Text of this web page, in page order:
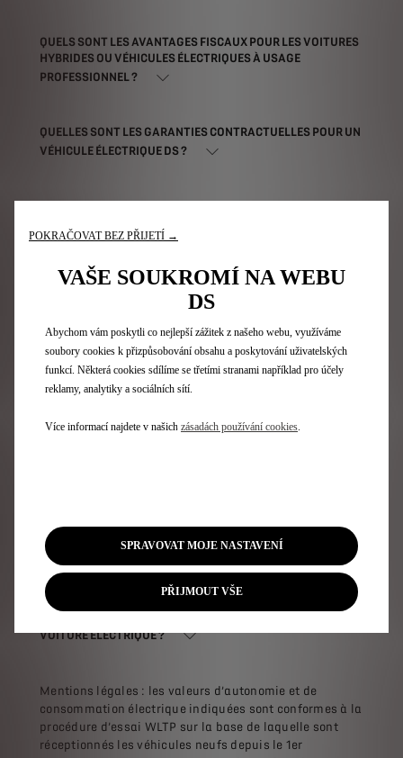
QUELS SONT LES AVANTAGES FISCAUX POUR LES VOITURES
HYBRIDES OU VÉHICULES ÉLECTRIQUES À USAGE
PROFESSIONNEL ?
QUELLES SONT LES GARANTIES CONTRACTUELLES POUR UN
VÉHICULE ÉLECTRIQUE DS ?
QUELS SONT LES DIFFÉRENTS CÂBLES DE RECHARGE ?
ÉLECTRIQUE DS ?
QUELLE EST L'AUTONOMIE D'UNE VOITURE ÉLECTRIQUE DS ?
QUELLES DIFFÉRENCES ENTRE UNE DS WALL BOX ET UNE
PRISE DOMESTIQUE RENFORCÉE ?
VOITURE ÉLECTRIQUE ?
Mentions légales : les valeurs d’autonomie et de
consommation électrique indiquées sont conformes à la
procédure d’essai WLTP sur la base de laquelle sont
réceptionnés les véhicules neufs depuis le 1er
POKRAČOVAT BEZ PŘIJETÍ →
VAŠE SOUKROMÍ NA WEBU
DS
Abychom vám poskytli co nejlepší zážitek z našeho webu, využíváme
soubory cookies k přizpůsobování obsahu a poskytování uživatelských
funkcí. Některá cookies sdílíme se třetími stranami například pro účely
reklamy, analytiky a sociálních sítí.
Více informací najdete v našich zásadách používání cookies.
SPRAVOVAT MOJE NASTAVENÍ
PŘIJMOUT VŠE